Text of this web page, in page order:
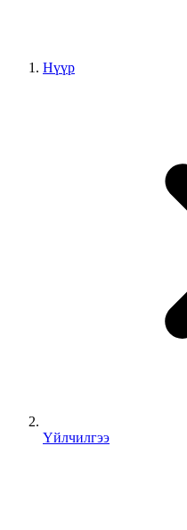
Нүүр
Үйлчилгээ